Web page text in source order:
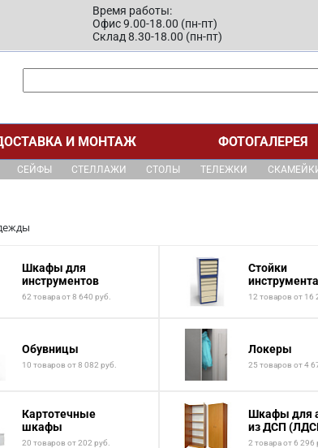
Время работы:
Офис 9.00-18.00 (пн-пт)
Склад 8.30-18.00 (пн-пт)
И МОНТАЖ ФОТОГАЛЕРЕЯ
СЕЙФЫ СТЕЛЛАЖИ СТОЛЫ ТЕЛЕЖКИ
Шкафы для
инструментов
62 товара от 8 640 руб.
Стойки
12 товаров от 16
Обувницы
10 товаров от 8 082 руб.
Локеры
25 товаров от 4
Картотечные
шкафы
20 товаров от 202 руб.
Шкафы для
из ДСП
2 товара от 6 296